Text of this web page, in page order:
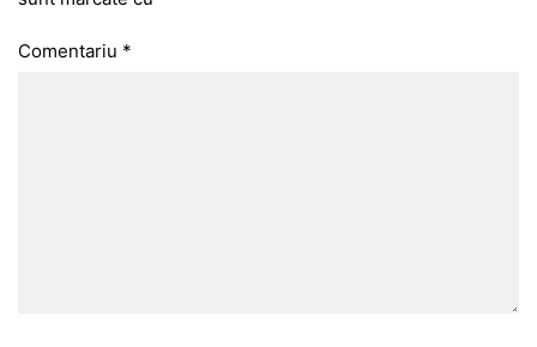
Comentariu *